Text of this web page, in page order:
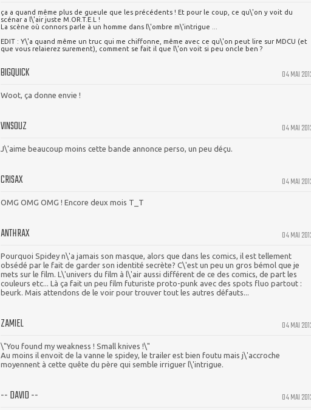
ça a quand même plus de gueule que les précédents ! Et pour le coup, ce qu\'on y voit du
scénar a l\'air juste M.OR.T.E.L !
La scène où connors parle à un homme dans l\'ombre m\'intrigue ...
EDIT : Y\'a quand même un truc qui me chiffonne, même avec ce qu\'on peut lire sur MDCU (et
que vous relaierez surement), comment se fait il que l\'on voit si peu oncle ben ?
04 MAI
BIGQUICK
Woot, ça donne envie !
04 MAI
VINSOUZ
J\'aime beaucoup moins cette bande annonce perso, un peu déçu.
04 MAI
CRISAX
OMG OMG OMG ! Encore deux mois T_T
04 MAI
ANTHRAX
Pourquoi Spidey n\'a jamais son masque, alors que dans les comics, il est tellement
obsédé par le fait de garder son identité secrète? C\'est un peu un gros bémol que je
mets sur le film. L\'univers du film à l\'air aussi différent de ce des comics, de part les
couleurs etc... Là ça fait un peu film futuriste proto-punk avec des spots fluo partout :
beurk. Mais attendons de le voir pour trouver tout les autres défauts...
04 MAI
ZAMIEL
\"You found my weakness ! Small knives !\"
Au moins il envoit de la vanne le spidey, le trailer est bien foutu mais j\'accroche
moyennent à cette quête du père qui semble irriguer l\'intrigue.
04 MAI
-- DAVID --